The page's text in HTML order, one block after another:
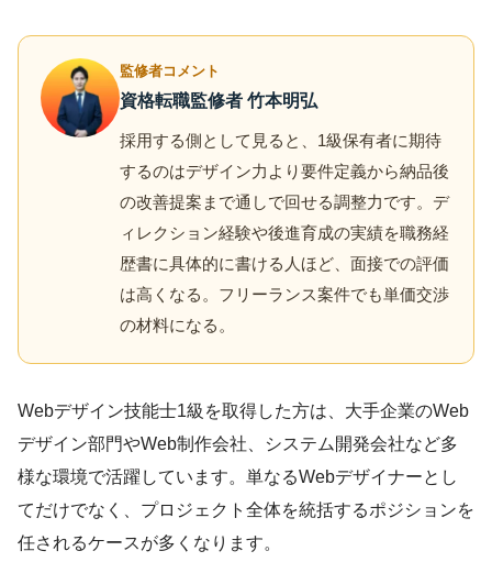
監修者コメント
資格転職監修者 竹本明弘
採用する側として見ると、1級保有者に期待
するのはデザイン力より要件定義から納品後
の改善提案まで通しで回せる調整力です。デ
ィレクション経験や後進育成の実績を職務経
歴書に具体的に書ける人ほど、面接での評価
は高くなる。フリーランス案件でも単価交渉
の材料になる。
Webデザイン技能士1級を取得した方は、大手企業のWeb
デザイン部門やWeb制作会社、システム開発会社など多
様な環境で活躍しています。単なるWebデザイナーとし
てだけでなく、プロジェクト全体を統括するポジションを
任されるケースが多くなります。